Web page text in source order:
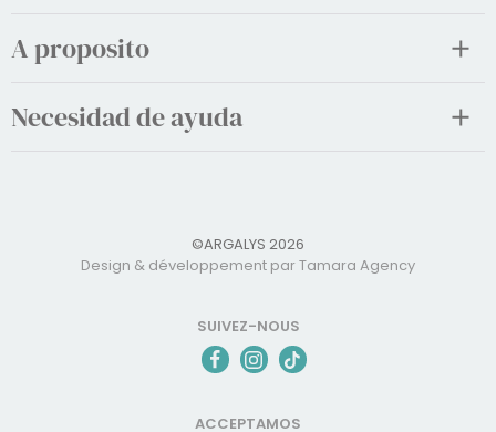
A proposito
Necesidad de ayuda
©ARGALYS 2026
Design & développement par Tamara Agency
SUIVEZ-NOUS
ACCEPTAMOS